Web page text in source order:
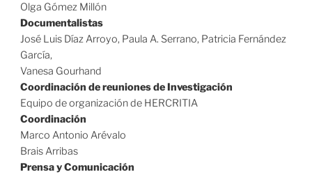
Olga Gómez Millón
Documentalistas
José Luis Díaz Arroyo, Paula A. Serrano, Patricia Fernández
García,
Vanesa Gourhand
Coordinación de reuniones de Investigación
Equipo de organización de HERCRITIA
Coordinación
Marco Antonio Arévalo
Brais Arribas
Prensa y Comunicación